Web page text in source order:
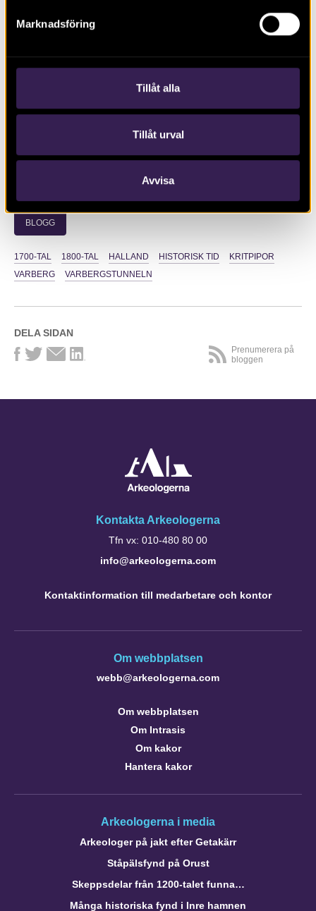
Marknadsföring
Tillåt alla
Tillåt urval
Avvisa
Verkstaden. Här har vi har markerat byggnaden med en lila
ALLA INLÄGG I ARKEOLOGI I VARBERG
BLOGG
1700-TAL 1800-TAL HALLAND HISTORISK TID
KRITPIPOR
VARBERG
VARBERGSTUNNELN
DELA SIDAN
Prenumerera på
bloggen
Kontakta Arkeologerna
Tfn vx: 010-480 80 00
info@arkeologerna.com
Kontaktinformation till medarbetare och kontor
Om webbplatsen
webb@arkeologerna.com
Om webbplatsen
Om Intrasis
Om kakor
Hantera kakor
Arkeologerna i media
Arkeologer på jakt efter Getakärr
Ståpälsfynd på Orust
Skeppsdelar från 1200-talet funna…
Många historiska fynd i Inre hamnen